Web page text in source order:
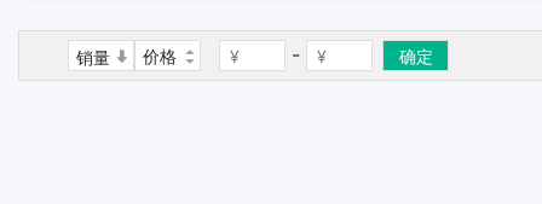
销量 价格 - 确定